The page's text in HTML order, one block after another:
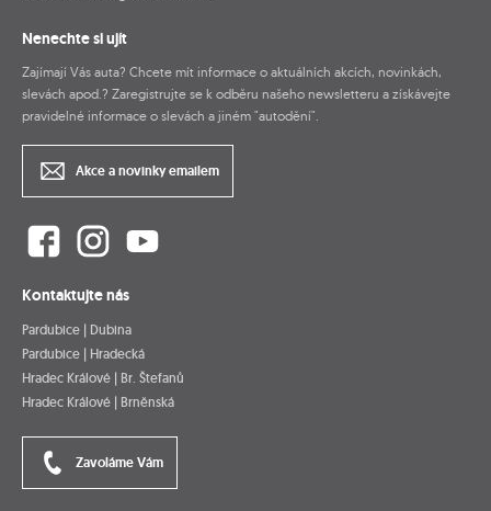
Nenechte si ujít
Zajímají Vás auta? Chcete mít informace o aktuálních akcích, novinkách,
slevách apod.? Zaregistrujte se k odběru našeho newsletteru a získávejte
pravidelné informace o slevách a jiném "autodění".
Akce a novinky emailem
Kontaktujte nás
Pardubice | Dubina
Pardubice | Hradecká
Hradec Králové | Br. Štefanů
Hradec Králové | Brněnská
Zavoláme Vám